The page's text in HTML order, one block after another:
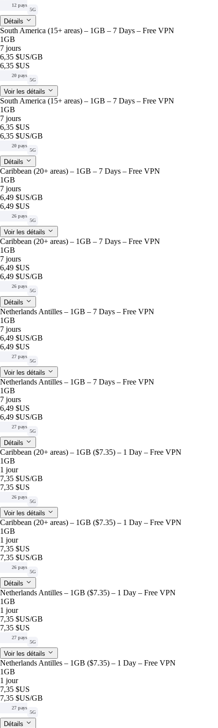
12 pays
5G
Détails
South America (15+ areas) – 1GB – 7 Days – Free VPN
1GB
7 jours
6,35 $US/GB
6,35 $US
20 pays
5G
Voir les détails
South America (15+ areas) – 1GB – 7 Days – Free VPN
1GB
7 jours
6,35 $US
6,35 $US/GB
20 pays
5G
Détails
Caribbean (20+ areas) – 1GB – 7 Days – Free VPN
1GB
7 jours
6,49 $US/GB
6,49 $US
26 pays
5G
Voir les détails
Caribbean (20+ areas) – 1GB – 7 Days – Free VPN
1GB
7 jours
6,49 $US
6,49 $US/GB
26 pays
5G
Détails
Netherlands Antilles – 1GB – 7 Days – Free VPN
1GB
7 jours
6,49 $US/GB
6,49 $US
27 pays
5G
Voir les détails
Netherlands Antilles – 1GB – 7 Days – Free VPN
1GB
7 jours
6,49 $US
6,49 $US/GB
27 pays
5G
Détails
Caribbean (20+ areas) – 1GB ($7.35) – 1 Day – Free VPN
1GB
1 jour
7,35 $US/GB
7,35 $US
26 pays
5G
Voir les détails
Caribbean (20+ areas) – 1GB ($7.35) – 1 Day – Free VPN
1GB
1 jour
7,35 $US
7,35 $US/GB
26 pays
5G
Détails
Netherlands Antilles – 1GB ($7.35) – 1 Day – Free VPN
1GB
1 jour
7,35 $US/GB
7,35 $US
27 pays
5G
Voir les détails
Netherlands Antilles – 1GB ($7.35) – 1 Day – Free VPN
1GB
1 jour
7,35 $US
7,35 $US/GB
27 pays
5G
Détails